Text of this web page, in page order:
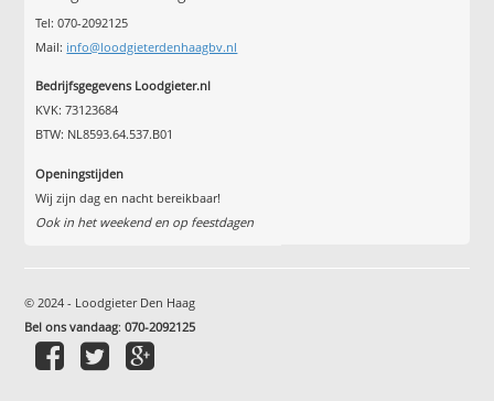
Tel: 070-2092125
Mail: info@loodgieterdenhaagbv.nl
Bedrijfsgegevens Loodgieter.nl
KVK: 73123684
BTW: NL8593.64.537.B01
Openingstijden
Wij zijn dag en nacht bereikbaar!
Ook in het weekend en op feestdagen
© 2024 - Loodgieter Den Haag
Bel ons vandaag:070-2092125